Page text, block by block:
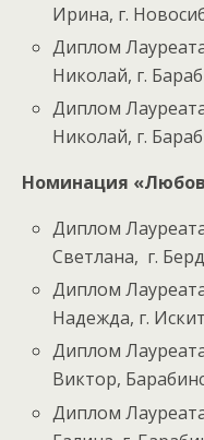
Ирина, г.
Диплом
Николай, г.
Диплом
Николай, г.
Номинация
Диплом
Светлана, г.
Диплом
Надежда, г.
Диплом
Виктор,
Диплом